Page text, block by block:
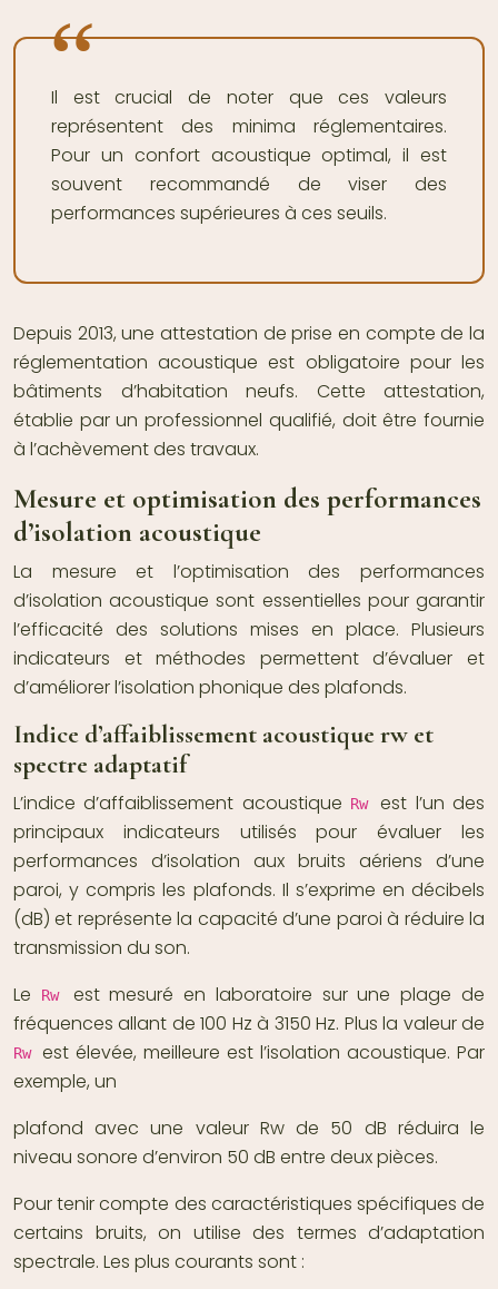
Il est crucial de noter que ces valeurs
représentent des minima réglementaires.
Pour un confort acoustique optimal, il est
souvent recommandé de viser des
performances supérieures à ces seuils.
Depuis 2013, une attestation de prise en compte de la
réglementation acoustique est obligatoire pour les
bâtiments d’habitation neufs. Cette attestation,
établie par un professionnel qualifié, doit être fournie
à l’achèvement des travaux.
Mesure et optimisation des performances
d’isolation acoustique
La mesure et l’optimisation des performances
d’isolation acoustique sont essentielles pour garantir
l’efficacité des solutions mises en place. Plusieurs
indicateurs et méthodes permettent d’évaluer et
d’améliorer l’isolation phonique des plafonds.
Indice d’affaiblissement acoustique rw et
spectre adaptatif
L’indice d’affaiblissement acoustique Rwest l’un des
principaux indicateurs utilisés pour évaluer les
performances d’isolation aux bruits aériens d’une
paroi, y compris les plafonds. Il s’exprime en décibels
(dB) et représente la capacité d’une paroi à réduire la
transmission du son.
Le
Rw est mesuré en laboratoire sur une plage de
fréquences allant de 100 Hz à 3150 Hz. Plus la valeur de
Rw est élevée, meilleure est l’isolation acoustique. Par
exemple, un
plafond avec une valeur Rw de 50 dB réduira le
niveau sonore d’environ 50 dB entre deux pièces.
Pour tenir compte des caractéristiques spécifiques de
certains bruits, on utilise des termes d’adaptation
spectrale. Les plus courants sont :